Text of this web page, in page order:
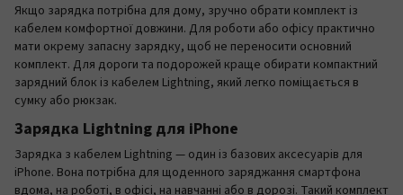
Якщо зарядка потрібна для дому, зручно обрати комплект із
кабелем комфортної довжини. Для роботи або офісу практично
мати окрему запасну зарядку, щоб не переносити основний
комплект. Для дороги та подорожей краще обирати компактний
зарядний блок із кабелем Lightning, який легко поміщається в
сумку або рюкзак.
Зарядка Lightning для iPhone
Зарядка з кабелем Lightning — один із базових аксесуарів для
iPhone. Вона потрібна для щоденного заряджання смартфона
вдома, на роботі, в офісі, на навчанні або в дорозі. Такий комплект